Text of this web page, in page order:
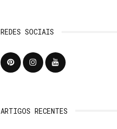
REDES SOCIAIS
ARTIGOS RECENTES